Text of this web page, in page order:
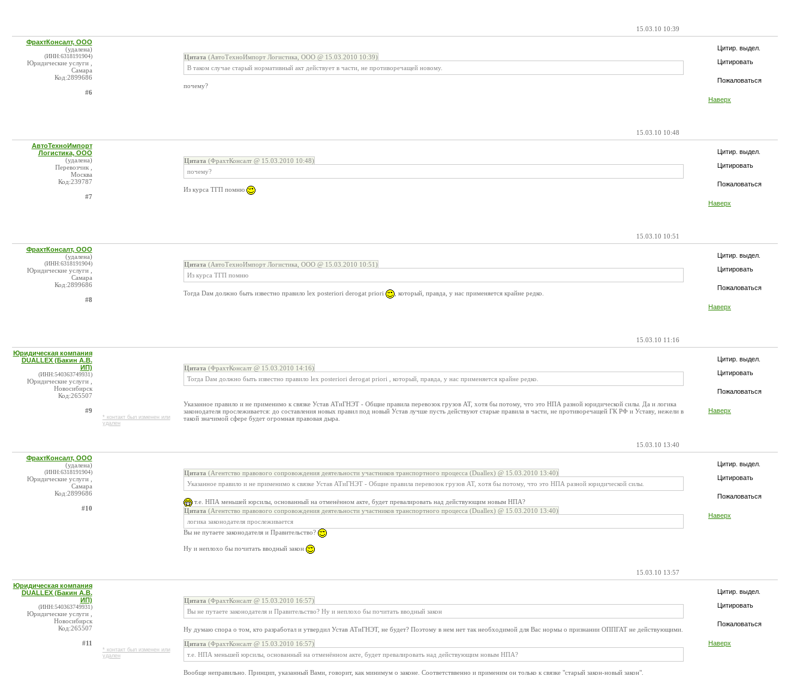
15.03.10 10:39
Цитир. выдел.
Цитировать
Пожаловаться
Наверх
ФрахтКонсалт, ООО
(удалена)
(ИНН:6318191904)
Юридические услуги ,
Самара
Код:2899686
#6
Цитата (АвтоТехноИмпорт Логистика, ООО @ 15.03.2010 10:39)
В таком случае старый нормативный акт действует в части, не противоречащей новому.
почему?
15.03.10 10:48
Цитир. выдел.
Цитировать
Пожаловаться
Наверх
АвтоТехноИмпорт
Логистика, ООО
(удалена)
Перевозчик ,
Москва
Код:239787
#7
Цитата (ФрахтКонсалт @ 15.03.2010 10:48)
почему?
Из курса ТГП помню
15.03.10 10:51
Цитир. выдел.
Цитировать
Пожаловаться
Наверх
ФрахтКонсалт, ООО
(удалена)
(ИНН:6318191904)
Юридические услуги ,
Самара
Код:2899686
#8
Цитата (АвтоТехноИмпорт Логистика, ООО @ 15.03.2010 10:51)
Из курса ТГП помню
Тогда Dам должно быть известно правило lex posteriori derogat priori , который, правда, у нас применяется крайне редко.
15.03.10 11:16
Цитир. выдел.
Цитировать
Пожаловаться
Наверх
Юридическая компания
DUALLEX (Бакин А.В.
ИП)
(ИНН:540363749931)
Юридические услуги ,
Новосибирск
Код:265507
#9
* контакт был изменен или
удален
Цитата (ФрахтКонсалт @ 15.03.2010 14:16)
Тогда Dам должно быть известно правило lex posteriori derogat priori , который, правда, у нас применяется крайне редко.
Указанное правило и не применимо к связке Устав АТиГНЭТ - Общие правила перевозок грузов АТ, хотя бы потому, что это НПА разной юридической силы. Да и логика
законодателя прослеживается: до составления новых правил под новый Устав лучше пусть действуют старые правила в части, не противоречащей ГК РФ и Уставу, нежели в
такой значимой сфере будет огромная правовая дыра.
15.03.10 13:40
Цитир. выдел.
Цитировать
Пожаловаться
Наверх
ФрахтКонсалт, ООО
(удалена)
(ИНН:6318191904)
Юридические услуги ,
Самара
Код:2899686
#10
Цитата (Агентство правового сопровождения деятельности участников транспортного процесса (Duallex) @ 15.03.2010 13:40)
Указанное правило и не применимо к связке Устав АТиГНЭТ - Общие правила перевозок грузов АТ, хотя бы потому, что это НПА разной юридической силы.
т.е. НПА меньшей юрсилы, основанный на отменённом акте, будет превалировать над действующим новым НПА?
Цитата (Агентство правового сопровождения деятельности участников транспортного процесса (Duallex) @ 15.03.2010 13:40)
логика законодателя прослеживается
Вы не путаете законодателя и Правительство?
Ну и неплохо бы почитать вводный закон
15.03.10 13:57
Цитир. выдел.
Цитировать
Пожаловаться
Наверх
Юридическая компания
DUALLEX (Бакин А.В.
ИП)
(ИНН:540363749931)
Юридические услуги ,
Новосибирск
Код:265507
#11
* контакт был изменен или
удален
Цитата (ФрахтКонсалт @ 15.03.2010 16:57)
Вы не путаете законодателя и Правительство? Ну и неплохо бы почитать вводный закон
Ну думаю спора о том, кто разработал и утвердил Устав АТиГНЭТ, не будет? Поэтому в нем нет так необходимой для Вас нормы о признании ОППГАТ не действующими.
Цитата (ФрахтКонсалт @ 15.03.2010 16:57)
т.е. НПА меньшей юрсилы, основанный на отменённом акте, будет превалировать над действующим новым НПА?
Вообще неправильно. Принцип, указанный Вами, говорит, как минимум о законе. Соответстввенно и применим он только к связке "старый закон-новый закон".